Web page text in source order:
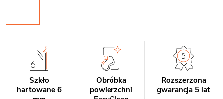
Szkło
hartowane 6
Obróbka
powierzchni
Rozszerzona
gwarancja 5 lat